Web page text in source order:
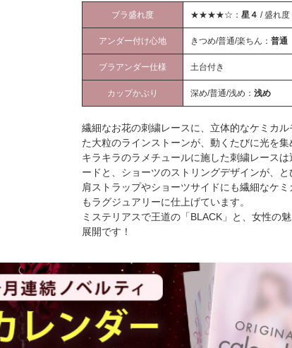
ブラ盛れ度 ★★★★☆： 星４ / 盛れ度
アンダー付け心地 きつめ/普通/楽ちん： 普通
ブラアンダー仕様 土台付き
カップかぶり 深め/普通/浅め： 浅め
繊細なお花の刺繍レースに、立体的なケミカ
た大粒のラインストーンが、動くたびに光を集
キラキラのラメチュールに施した刺繍レース
ードと、ショーツのストリングデザインが、
肩ストラップやショーツサイドにも繊細なケ
もラグジュアリーに仕上げています。
ミステリアスで王道の「BLACK」と、女性の
展開です！